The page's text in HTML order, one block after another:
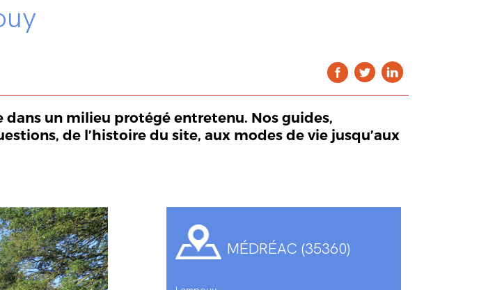
un milieu protégé entretenu. Nos guides,
de l’histoire du site, aux modes de vie jusqu’aux
MÉDRÉAC (35360)